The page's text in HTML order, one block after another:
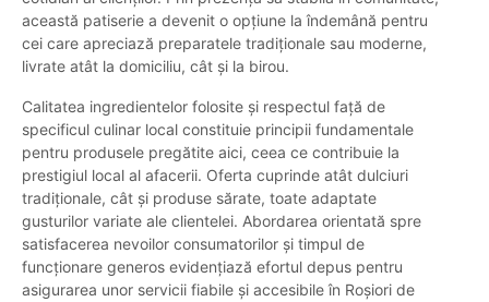
această patiserie a devenit o opțiune la îndemână pentru
cei care apreciază preparatele tradiționale sau moderne,
livrate atât la domiciliu, cât și la birou.
Calitatea ingredientelor folosite și respectul față de
specificul culinar local constituie principii fundamentale
pentru produsele pregătite aici, ceea ce contribuie la
prestigiul local al afacerii. Oferta cuprinde atât dulciuri
tradiționale, cât și produse sărate, toate adaptate
gusturilor variate ale clientelei. Abordarea orientată spre
satisfacerea nevoilor consumatorilor și timpul de
funcționare generos evidențiază efortul depus pentru
asigurarea unor servicii fiabile și accesibile în Roșiori de